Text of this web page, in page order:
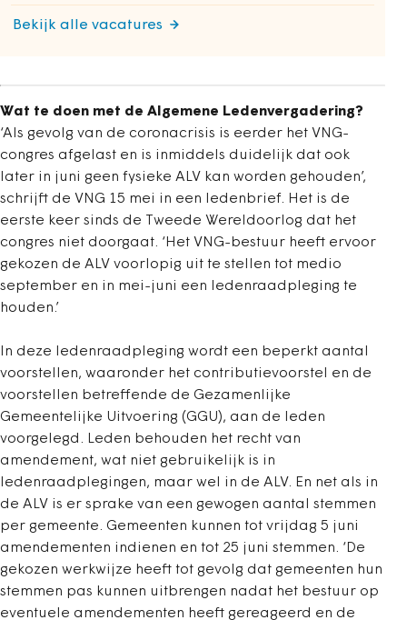
Bekijk alle vacatures
Wat te doen met de Algemene Ledenvergadering?
‘Als gevolg van de coronacrisis is eerder het VNG-
congres afgelast en is inmiddels duidelijk dat ook
later in juni geen fysieke ALV kan worden gehouden’,
schrijft de VNG 15 mei in een ledenbrief. Het is de
eerste keer sinds de Tweede Wereldoorlog dat het
congres niet doorgaat. ‘Het VNG-bestuur heeft ervoor
gekozen de ALV voorlopig uit te stellen tot medio
september en in mei-juni een ledenraadpleging te
houden.’
In deze ledenraadpleging wordt een beperkt aantal
voorstellen, waaronder het contributievoorstel en de
voorstellen betreffende de Gezamenlijke
Gemeentelijke Uitvoering (GGU), aan de leden
voorgelegd. Leden behouden het recht van
amendement, wat niet gebruikelijk is in
ledenraadplegingen, maar wel in de ALV. En net als in
de ALV is er sprake van een gewogen aantal stemmen
per gemeente. Gemeenten kunnen tot vrijdag 5 juni
amendementen indienen en tot 25 juni stemmen. ‘De
gekozen werkwijze heeft tot gevolg dat gemeenten hun
stemmen pas kunnen uitbrengen nadat het bestuur op
eventuele amendementen heeft gereageerd en de